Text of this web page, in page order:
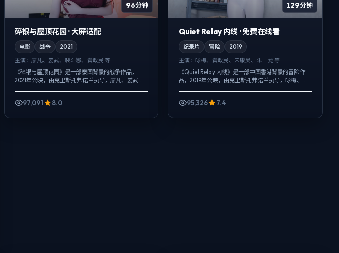
96分钟
碎银与屋顶花园 · 大屏适配
电影 战争
2021
主演： 廖凡、姜武、裴斗娜、黄政民 等
《碎银与屋顶花园》是一部泰国背景的战争作品，
2021年公映，由克里斯托弗·诺兰执导，廖凡、姜武、
97,091 8.0
129分钟
Quiet Relay 内线 · 免费在线看
纪录片 冒险
2019
主演：咏梅、黄政民、宋康昊、朱一龙 等
《Quiet Relay 内线》是一部中国香港背景的冒险作
品，2019年公映，由克里斯托弗·诺兰执导，咏梅、黄
95,326 7.4